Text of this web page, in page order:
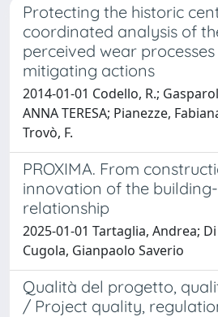
Protecting the historic
coordinated analysis of
perceived wear
mitigating actions
2014-01-01 Codello, R.;
ANNA TERESA; Pianezze,
Trovò, F.
PROXIMA. From
innovation of the
relationship
2025-01-01 Tartaglia, Andrea;
Cugola, Gianpaolo Saverio
Qualità del progetto,
/ Project quality,